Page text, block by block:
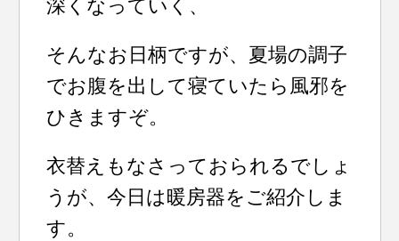
深くなっていく、
そんなお日柄ですが、夏場の調子
でお腹を出して寝ていたら風邪を
ひきますぞ。
衣替えもなさっておられるでしょ
うが、今日は暖房器をご紹介しま
す。